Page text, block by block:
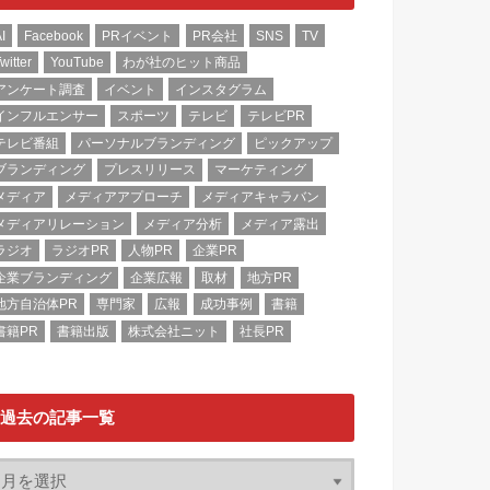
Facebook PRイベント PR会社 SNS
TV
YouTube
わが社のヒット商品
ンケート調査
イベント
インスタグラム
ンフルエンサー
スポーツ テレビ
テレビPR
レビ番組
パーソナルブランディング
ピックアップ
ランディング
プレスリリース
マーケティング
ディア
メディアアプローチ
メディアキャラバン
ディアリレーション
メディア分析
メディア露出
ジオ
ラジオPR 人物PR
企業PR
業ブランディング
企業広報 取材
地方PR
方自治体PR
専門家 広報 成功事例
書籍
籍PR
書籍出版 株式会社ニット 社長PR
過去の記事一覧